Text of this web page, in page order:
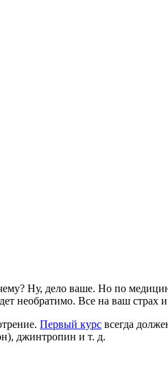
Ну, дело ваше. Но по
необратимо. Все на ваш страх
Первый курс всегда
джинтропин и т. д.